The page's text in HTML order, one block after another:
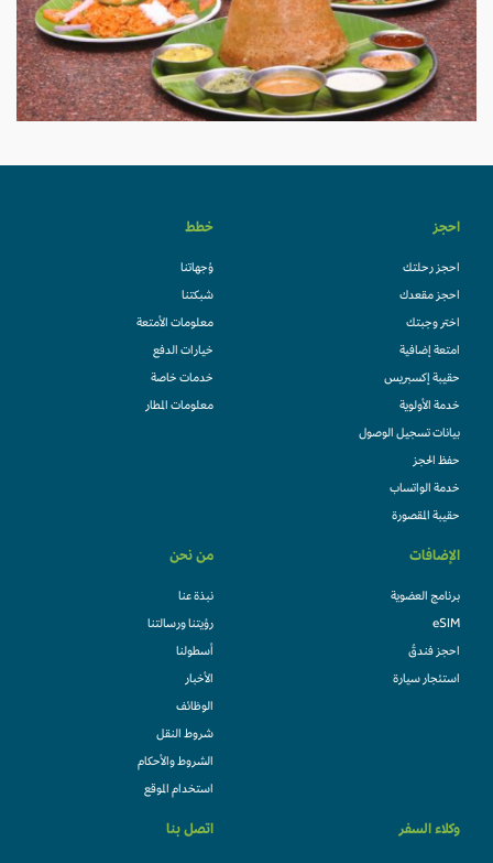
احجز
احجز رحلتك
احجز مقعدك
اختر وجبتك
امتعة إضافية
حقيبة إكسبريس
خدمة الأولوية
بيانات تسجيل الوصول
حفظ الحجز
خدمة الواتساب
حقيبة المقصورة
خطط
وُجهاتنا
شبكتنا
معلومات الأمتعة
خيارات الدفع
خدمات خاصة
معلومات المطار
الإضافات
برنامج العضوية
eSIM
احجز فندقً
استئجار سيارة
من نحن
نبذة عنا
رؤيتنا ورسالتنا
أسطولنا
الأخبار
الوظائف
شروط النقل
الشروط والأحكام
استخدام الموقع
وكلاء السفر اتصل بنا